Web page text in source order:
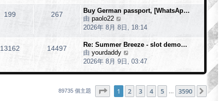
後
表
199 267
Buy German passport, [WhatsAp…
由 paolo22
視
最
後
發
表
2026年 8月 8日, 18:14
13162 14497
Re: Summer Breeze - slot demo…
由 yourdaddy
視
發
表
2026年 8月 9日, 03:47
89735 個主題 1頁 (共 3590頁)
1 2 3 4 5 3590 下